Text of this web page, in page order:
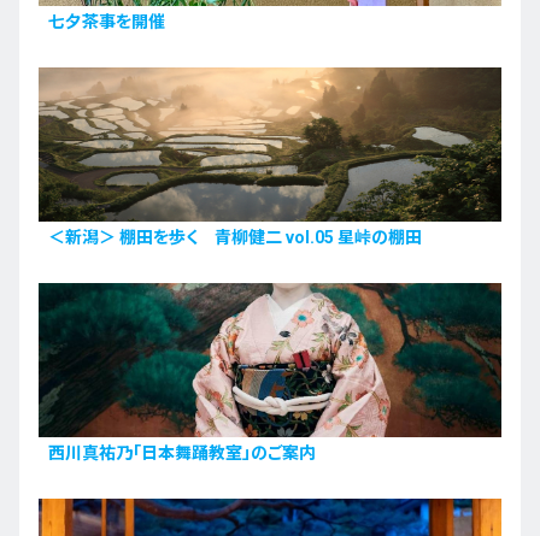
七夕茶事を開催
＜新潟＞ 棚田を歩く 青柳健二 vol.05 星峠の棚田
西川真祐乃「日本舞踊教室」のご案内